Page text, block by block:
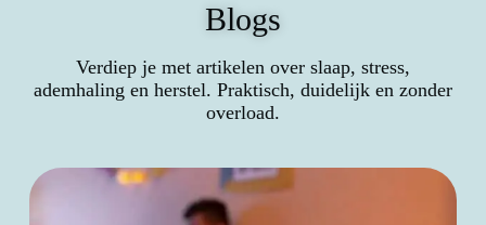
Blogs
Verdiep je met artikelen over slaap, stress,
ademhaling en herstel. Praktisch, duidelijk en zonder
overload.